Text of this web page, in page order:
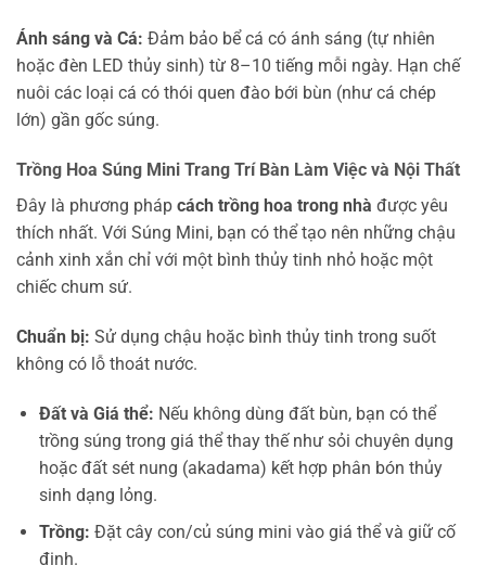
Ánh sáng và Cá: Đảm bảo bể cá có ánh sáng (tự nhiên
hoặc đèn LED thủy sinh) từ 8–10 tiếng mỗi ngày. Hạn chế
nuôi các loại cá có thói quen đào bới bùn (như cá chép
lớn) gần gốc súng.
Trồng Hoa Súng Mini Trang Trí Bàn Làm Việc và Nội Thất
Đây là phương pháp cách trồng hoa trong nhà được yêu
thích nhất. Với Súng Mini, bạn có thể tạo nên những chậu
cảnh xinh xắn chỉ với một bình thủy tinh nhỏ hoặc một
chiếc chum sứ.
Chuẩn bị: Sử dụng chậu hoặc bình thủy tinh trong suốt
không có lỗ thoát nước.
Đất và Giá thể: Nếu không dùng đất bùn, bạn có thể
trồng súng trong giá thể thay thế như sỏi chuyên dụng
hoặc đất sét nung (akadama) kết hợp phân bón thủy
sinh dạng lỏng.
Trồng: Đặt cây con/củ súng mini vào giá thể và giữ cố
định.